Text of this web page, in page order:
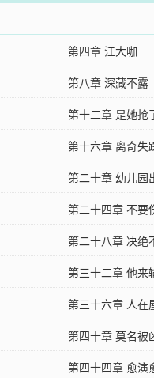
第四章 江大咖
第八章 深藏不露
第十二章 是她抢
第十六章 离奇失
第二十章 幼儿园
第二十四章 不要
第二十八章 决绝
第三十二章 他来
第三十六章 人在
第四十章 莫名被
第四十四章 愈演